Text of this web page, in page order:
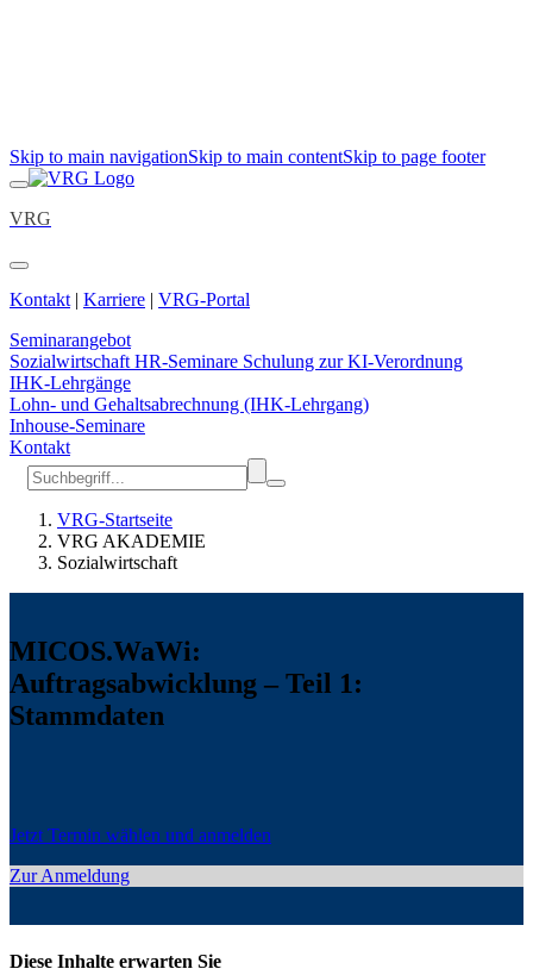
Skip to main navigationSkip to main contentSkip to page footer
VRG
Kontakt | Karriere | VRG-Portal
Seminarangebot
Sozialwirtschaft HR-Seminare Schulung zur KI-Verordnung
IHK-Lehrgänge
Lohn- und Gehaltsabrechnung (IHK-Lehrgang)
Inhouse-Seminare
Kontakt
VRG-Startseite
VRG AKADEMIE
Sozialwirtschaft
MICOS.WaWi:
Auftragsabwicklung – Teil 1:
Stammdaten
Jetzt Termin wählen und anmelden
Zur Anmeldung
Diese Inhalte erwarten Sie